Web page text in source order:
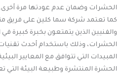
الحشرات وضمان عدم عودتها مرة أخرى.
كما تعتمد شركة سما كلين على فريق
والفنيين الذين يتمتعون بخبرة كبيرة
الحشرات، وذلك باستخدام أحدث
المبيدات التي تتوافق مع المعايير
الحشرة المنتشرة وطبيعة البيئة التي